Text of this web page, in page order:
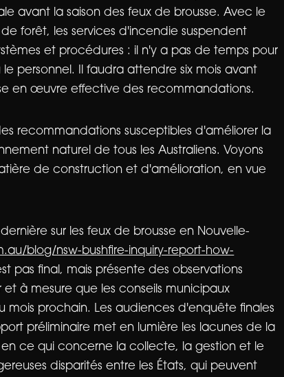
avant la saison des feux de brousse. Avec le
forêt, les services d'incendie suspendent
et procédures : il n'y a pas de temps pour
personnel. Il faudra attendre six mois avant
en œuvre effective des recommandations.
recommandations susceptibles d'améliorer la
naturel de tous les Australiens. Voyons
de construction et d'amélioration, en vue
sur les feux de brousse en Nouvelle-
blog/nsw-bushfire-inquiry-report-how-
pas final, mais présente des observations
à mesure que les conseils municipaux
mois prochain. Les audiences d'enquête finales
préliminaire met en lumière les lacunes de la
ce qui concerne la collecte, la gestion et le
disparités entre les États, qui peuvent